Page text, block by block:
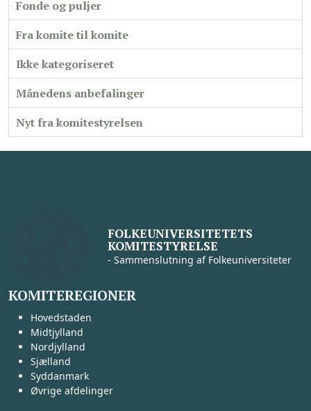
Fonde og puljer
Fra komite til komite
Ikke kategoriseret
Månedens anbefalinger
Nyt fra komitestyrelsen
FOLKEUNIVERSITETETS
KOMITESTYRELSE
- Sammenslutning af Folkeuniversiteter
KOMITEREGIONER
Hovedstaden
Midtjylland
Nordjylland
Sjælland
Syddanmark
Øvrige afdelinger